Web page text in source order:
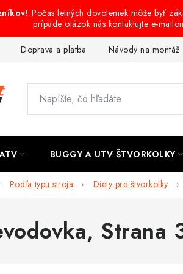
Počas letných dovoleniek môže byť
prípade otázok nás kontaktujte e-
Doprava a platba Návody na montáž
BUGGY A UTV ŠTVORKOLKY
Podľa typu stroja Diely pre štvorkolky
, Strana